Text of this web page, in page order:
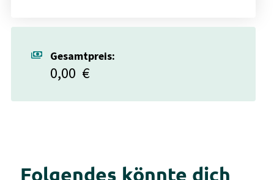
payments Gesamtpreis:
0,00 €
Folgendes könnte dich